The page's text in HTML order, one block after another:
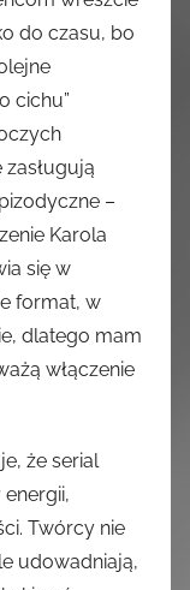
do czasu, bo
cichu”
–
Karola
się w
format, w
dlatego mam
włączenie
że serial
Twórcy nie
udowadniają,